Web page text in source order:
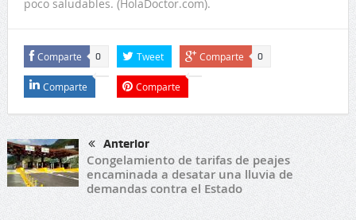
poco saludables. (HolaDoctor.com).
Comparte 0 Tweet Comparte 0
Comparte Comparte
Anterior
Congelamiento de tarifas de peajes
encaminada a desatar una lluvia de
demandas contra el Estado